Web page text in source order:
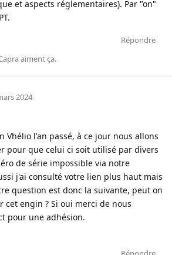
et aspects réglementaires). Par "on"
Répondre
aiment ça.
2024
Vhélio l'an passé, à ce jour nous allons
pour que celui ci soit utilisé par divers
de série impossible via notre
j'ai consulté votre lien plus haut mais
question est donc la suivante, peut on
cet engin ? Si oui merci de nous
pour une adhésion.